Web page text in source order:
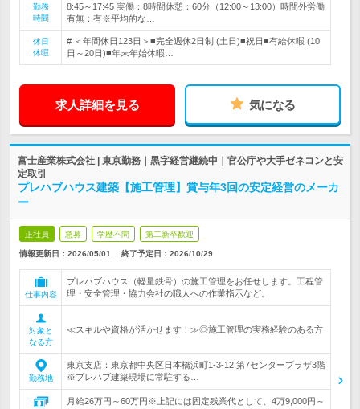
勤務
時間
8:45～17:45 実働：8時間休憩：60分（12:00～13:00）時間外労働
有無：有※平均的な…
休日
休暇
# ＜年間休日123日＞■完全週休2日制 (土日)■祝日■有給休暇 (10
日～20日)■年末年始休暇…
求人詳細を見る 気になる
富士産業株式会社 | 東京勤務｜黒字経営継続中｜官公庁や大手ゼネコンと安
定取引
プレハブハウス建築【施工管理】賞与年3回の安定経営のメーカ
ー
正社員 急募 学歴不問 第二新卒歓迎
情報更新日：2026/05/01 終了予定日： 2026/10/29
仕事内容
プレハブハウス（軽量鉄骨）の施工管理をお任せします。工程管
理・安全管理・協力会社の職人への作業指示など。
対象と
なる方
≪スキルや資格が活かせます！≫◎施工管理の実務経験のある方
勤務地
東京支店：東京都中央区日本橋浜町1-3-12 第7センタープラザ3階
※プレハブ建築現場に常駐する…
月給26万円～60万円※上記には固定残業代として、4万9,000円～